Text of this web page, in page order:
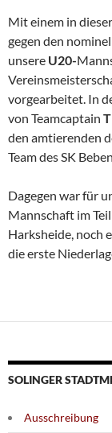
Mit einem in
gegen den
unsere U20-
vorgearbeitet. In
von Teamcaptain
den amtierenden
Team des SK
Dagegen war für
Mannschaft im
Harksheide, noch
die erste
SOLINGER
Ausschreibung